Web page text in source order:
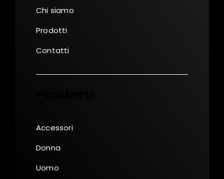
Chi siamo
Prodotti
Contatti
Accessori
Donna
Uomo